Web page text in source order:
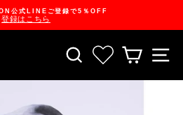
公式LINEご登録で5％OFF
登録はこちら
SEARCHお気に入り一
CART